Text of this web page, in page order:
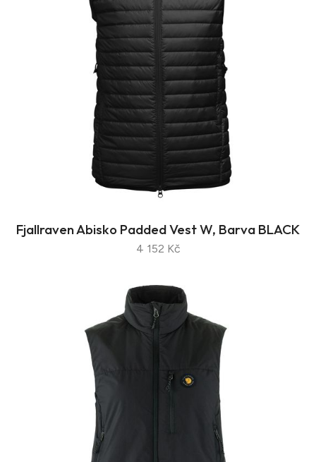
Fjallraven Abisko Padded Vest W, Barva BLACK
4 152 Kč